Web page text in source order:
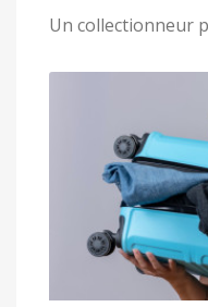
Un collectionneur